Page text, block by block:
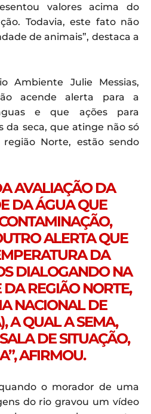
valores acima do
Todavia, este fato não
de animais”, destaca a
Ambiente Julie Messias,
acende alerta para a
e que ações para
da seca, que atinge não só
Norte, estão sendo
AVALIAÇÃO DA
DA ÁGUA QUE
ALERTA QUE
DA
DIALOGANDO NA
DA REGIÃO NORTE,
NACIONAL DE
A QUAL A SEMA,
DE SITUAÇÃO,
AFIRMOU.
o morador de uma
do rio gravou um vídeo